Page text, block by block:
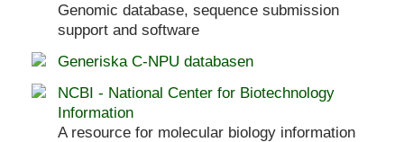
Genomic database, sequence submission
support and software
Generiska C-NPU databasen
NCBI - National Center for Biotechnology
Information
A resource for molecular biology information